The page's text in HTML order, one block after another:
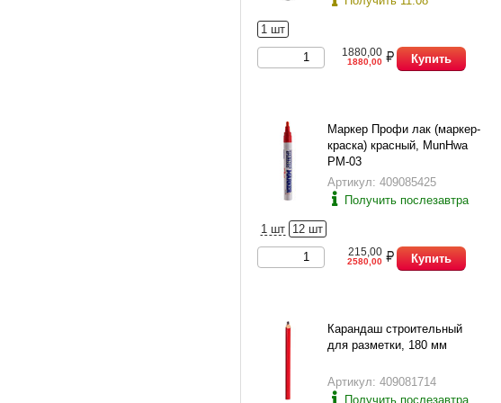
1 шт
1880,00
1880,00 Купить
Маркер Профи лак (маркер-
краска) красный, MunHwa
PM-03
Артикул: 409085425
Получить послезавтра
1 шт 12 шт
215,00
2580,00 Купить
Карандаш строительный
для разметки, 180 мм
Артикул: 409081714
Получить послезавтра